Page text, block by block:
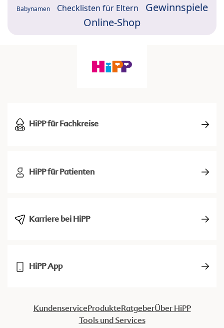
Babynamen Checklisten für Eltern
Gewinnspiele
Online-Shop
HiPP für Fachkreise
HiPP für Patienten
Karriere bei HiPP
HiPP App
KundenserviceProdukteRatgeberÜber HiPP
Tools und Services